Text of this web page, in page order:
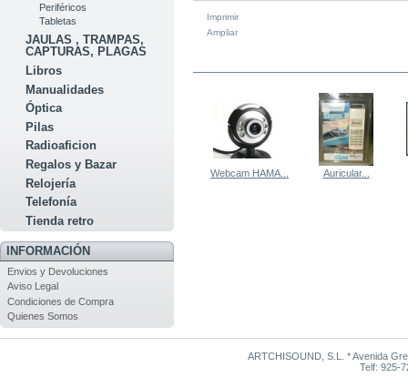
Periféricos
Tabletas
JAULAS , TRAMPAS,
CAPTURAS, PLAGAS
Libros
Manualidades
Óptica
Pilas
Radioaficion
Regalos y Bazar
Relojería
Telefonía
Tienda retro
INFORMACIÓN
Envios y Devoluciones
Aviso Legal
Condiciones de Compra
Quienes Somos
Imprimir
Ampliar
Webcam HAMA... Auricular...
ARTCHISOUND, S.L. * Avenida
Telf: 925-